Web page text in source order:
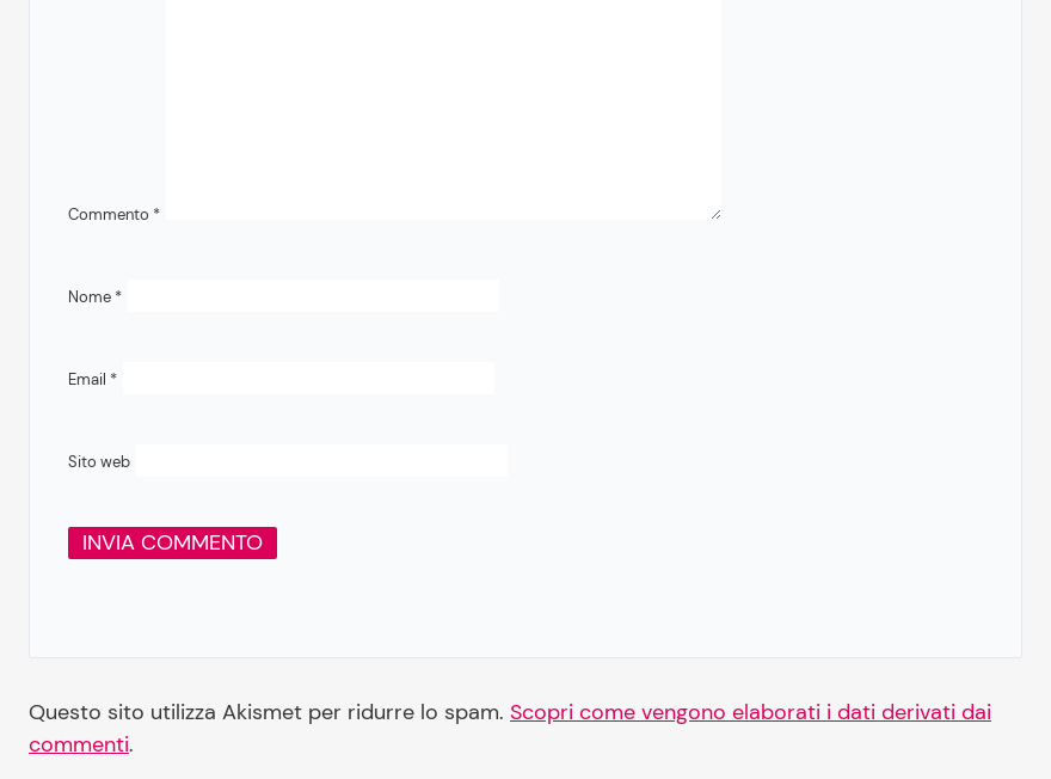
Commento *
Nome *
Email *
Sito web
Questo sito utilizza Akismet per ridurre lo spam. Scopri come vengono elaborati i dati derivati dai
commenti.